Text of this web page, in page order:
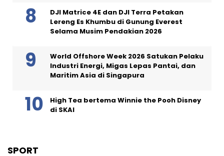
DJI Matrice 4E dan DJI Terra Petakan
Lereng Es Khumbu di Gunung Everest
Selama Musim Pendakian 2026
World Offshore Week 2026 Satukan Pelaku
Industri Energi, Migas Lepas Pantai, dan
Maritim Asia di Singapura
High Tea bertema Winnie the Pooh Disney
di SKAI
SPORT